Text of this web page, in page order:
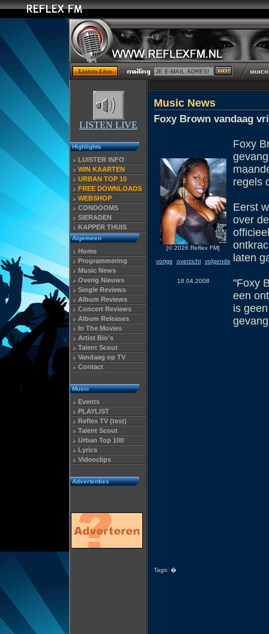
LISTEN LIVE
Highlights
LUISTER INFO
WIN KAARTEN
URBAN TOP 10
FREE DOWNLOADS
WEBSHOP
CONDOOMS
SIERADEN
KAPPER THUIS
Algemeen
Home
Programmering
Music News
Overig Nieuws
Single Reviews
Album Reviews
Concert Reviews
Album Releases
In The Movies
Artist Bio's
Talent Scout
Vandaag op TV
Contact
Music
Events
PLAYLIST
Reflex TV (test)
Talent Scout
Urban Top 100
Lyrics
Videoclips
Advertenties
Music News
Foxy Brown vandaag
[© 2026 Reflex FM]
vorige
overzicht volgende
18.04.2008
Foxy
regels
Eerst
over
laten
"Foxy
een
is
Tags: �